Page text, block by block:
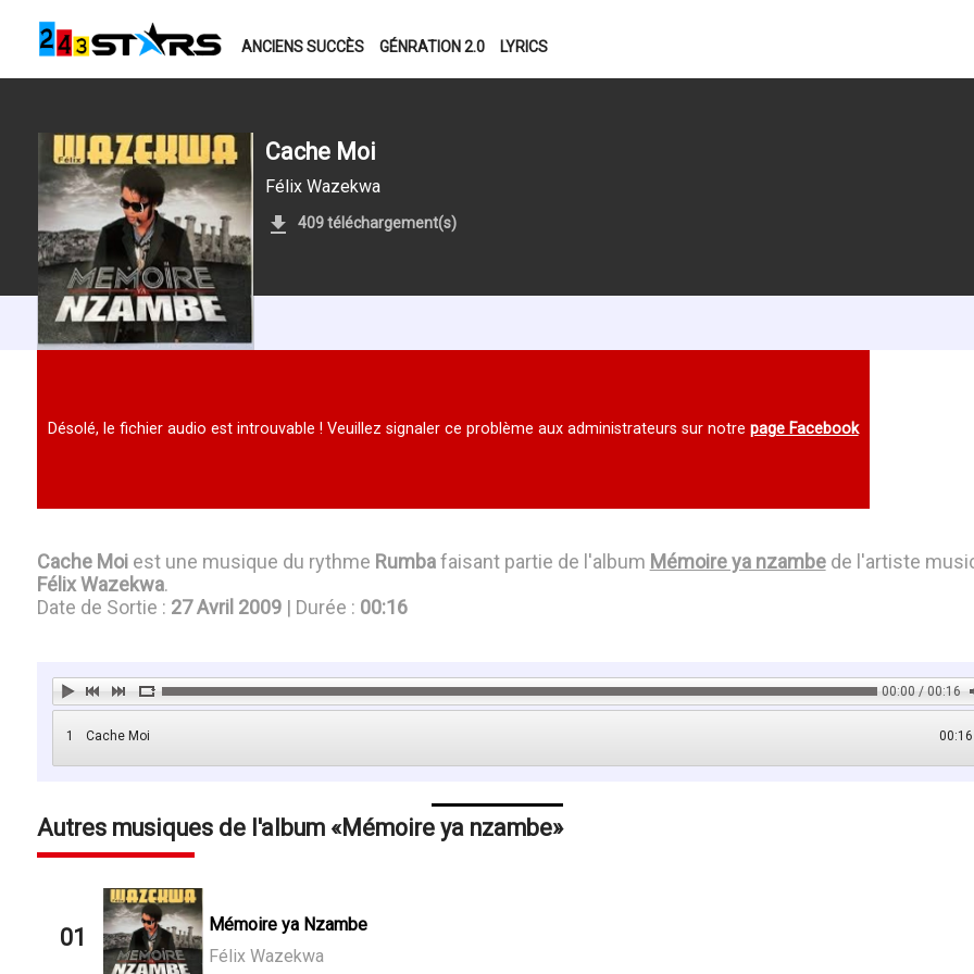
ANCIENS SUCCÈS GÉNRATION 2.0 LYRICS
Cache Moi
Félix Wazekwa
409 téléchargement(s)
Désolé, le fichier audio est introuvable ! Veuillez signaler ce problème aux administrateurs sur notre page Facebook
Cache Moiest une musique du rythme Rumbafaisant partie de l'album Mémoire ya nzambede l'artiste
Félix Wazekwa.
Date de Sortie : 27 Avril 2009| Durée : 00:16
00:00 / 00:16
1 00:16
Cache Moi
Autres musiques de l'album Mémoire ya nzambe
01
Mémoire ya Nzambe
Félix Wazekwa